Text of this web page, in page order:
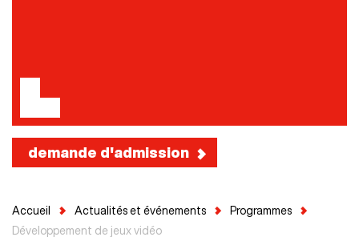
demande d'admission
Accueil Actualités et événements
Programmes
Développement de jeux vidéo